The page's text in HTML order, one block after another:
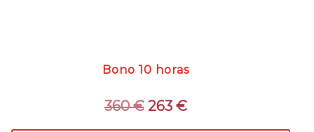
Bono 10 horas
360€ El
263 €El